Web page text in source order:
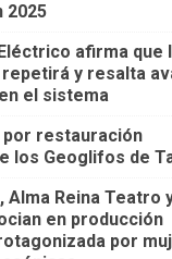
2025
afirma que
repetirá y resalta
el sistema
restauración
los Geoglifos de
Alma Reina Teatro
en producción
por